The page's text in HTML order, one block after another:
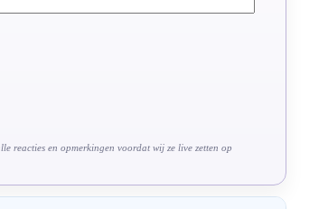
reacties en opmerkingen voordat wij ze live zetten op